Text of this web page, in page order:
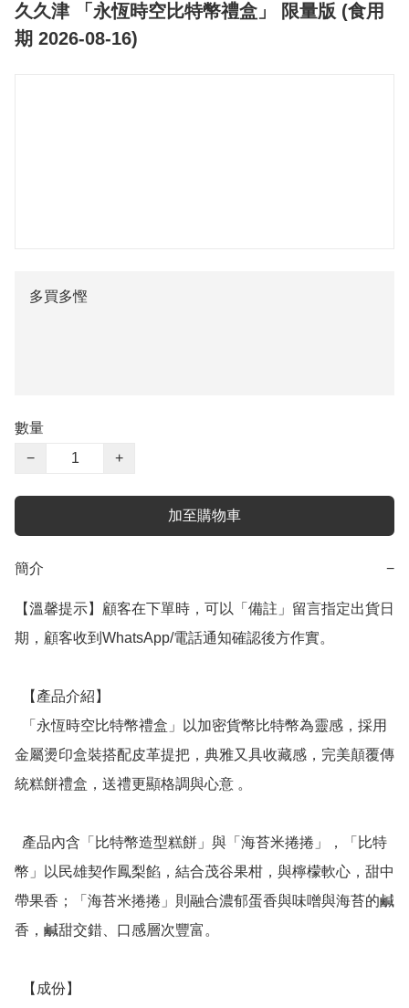
久久津 「永恆時空比特幣禮盒」 限量版 (食用
期 2026-08-16)
多買多慳
數量
−
+
加至購物車
簡介 −
【溫馨提示】顧客在下單時，可以「備註」留言指定出貨日
期，顧客收到WhatsApp/電話通知確認後方作實。
金屬燙印盒裝搭配皮革提把，典雅又具收藏感，完美顛覆傳
統糕餅禮盒，送禮更顯格調與心意 。
幣」以民雄契作鳳梨餡，結合茂谷果柑，與檸檬軟心，甜中
帶果香；「海苔米捲捲」則融合濃郁蛋香與味噌與海苔的鹹
香，鹹甜交錯、口感層次豐富。